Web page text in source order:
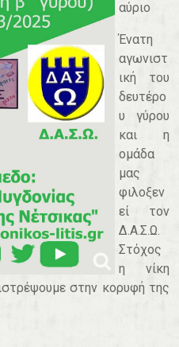
αύριο
Ένατη
αγωνιστ
ική του
δευτέρο
υ γύρου
και η
ομάδα
μας
φιλοξεν
εί τον
Δ.Α.Σ.Ω.
Στόχος
η νίκη
στην κορυφή της